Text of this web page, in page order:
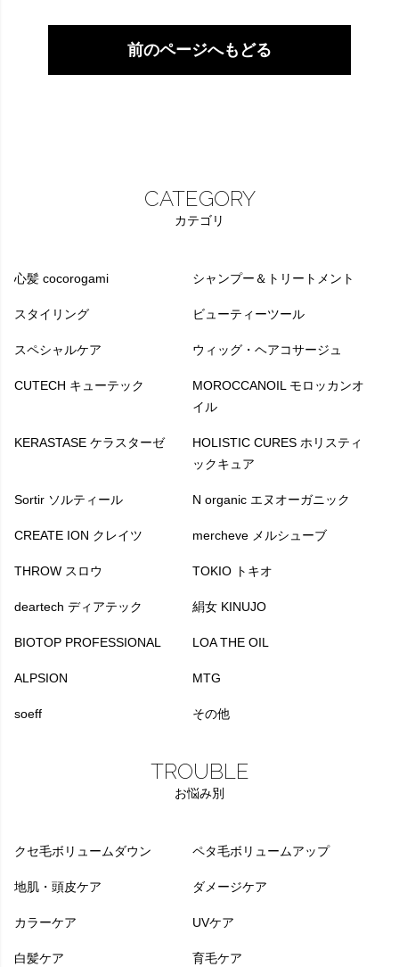
前のページへもどる
CATEGORY
カテゴリ
心髪 cocorogami シャンプー＆トリートメント
スタイリング ビューティーツール
スペシャルケア ウィッグ・ヘアコサージュ
CUTECH キューテック
MOROCCANOIL モロッカンオ
イル
KERASTASE ケラスターゼ
HOLISTIC CURES ホリスティ
ックキュア
Sortir ソルティール N organic エヌオーガニック
CREATE ION クレイツ mercheve メルシューブ
THROW スロウ TOKIO トキオ
deartech ディアテック 絹女 KINUJO
BIOTOP PROFESSIONAL LOA THE OIL
ALPSION MTG
soeff その他
TROUBLE
お悩み別
クセ毛ボリュームダウン ペタ毛ボリュームアップ
地肌・頭皮ケア ダメージケア
カラーケア UVケア
白髪ケア 育毛ケア